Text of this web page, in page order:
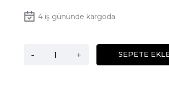
4 iş gününde kargoda
- + SEPETE